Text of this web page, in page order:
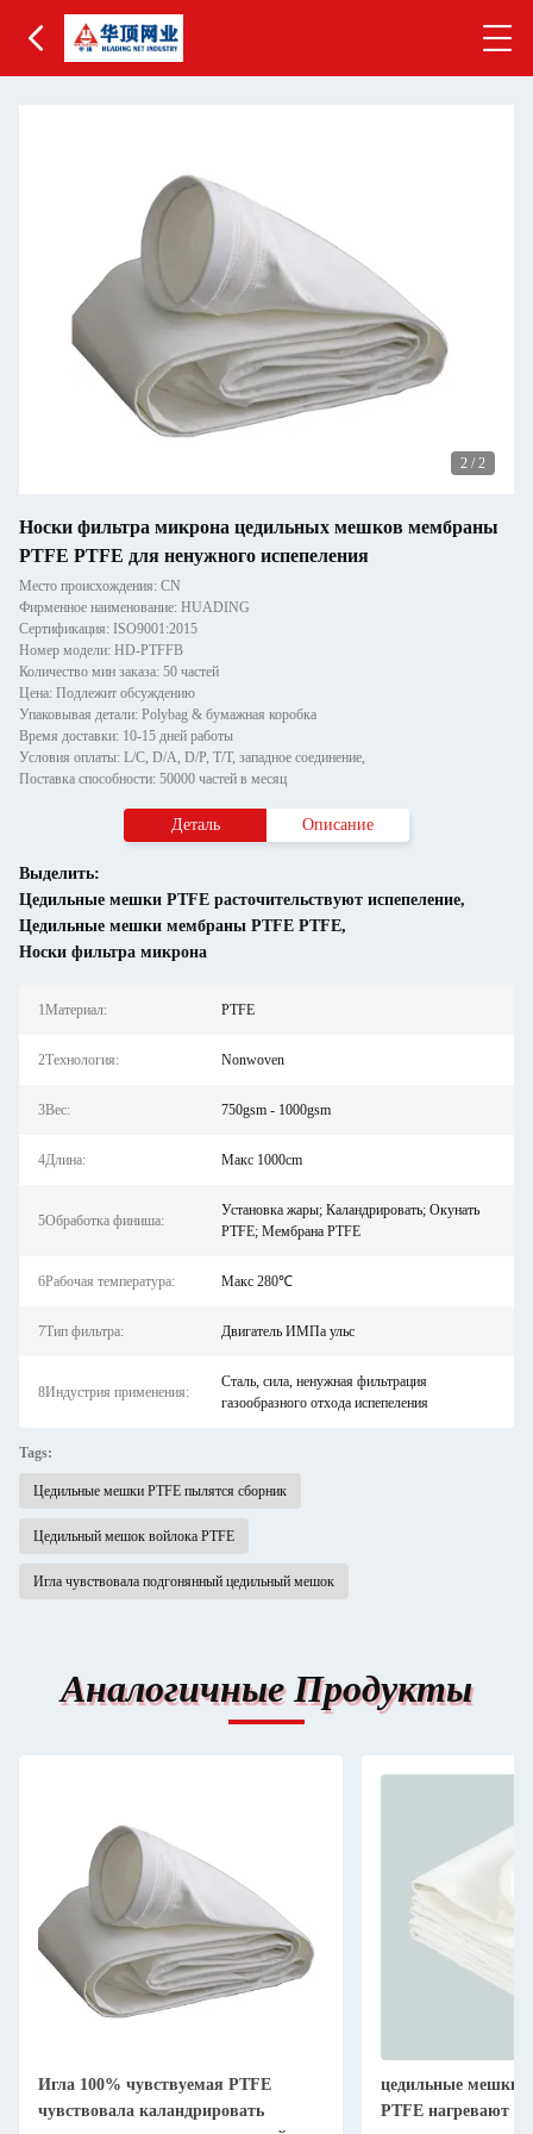
2 / 2
Носки фильтра микрона цедильных мешков мембраны
PTFE PTFE для ненужного испепеления
Место происхождения: CN
Фирменное наименование: HUADING
Сертификация: ISO9001:2015
Номер модели: HD-PTFFB
Количество мин заказа: 50 частей
Цена: Подлежит обсуждению
Упаковывая детали: Polybag & бумажная коробка
Время доставки: 10-15 дней работы
Условия оплаты: L/C, D/A, D/P, T/T, западное соединение,
Поставка способности: 50000 частей в месяц
Деталь Описание
Выделить:
Цедильные мешки PTFE расточительствуют испепеление,
Цедильные мешки мембраны PTFE PTFE,
Носки фильтра микрона
1Материал: PTFE
2Технология: Nonwoven
3Вес: 750gsm - 1000gsm
4Длина: Макс 1000cm
5Обработка финиша:
Установка жары; Каландрировать; Окунать
PTFE; Мембрана PTFE
6Рабочая температура: Макс 280℃
7Тип фильтра: Двигатель ИМПа ульс
8Индустрия применения:
Сталь, сила, ненужная фильтрация
газообразного отхода испепеления
Tags:
Цедильные мешки PTFE пылятся сборник
Цедильный мешок войлока PTFE
Игла чувствовала подгонянный цедильный мешок
Аналогичные Продукты
Игла 100% чувствуемая PTFE
чувствовала каландрировать
цедильные мешки
PTFE нагревают